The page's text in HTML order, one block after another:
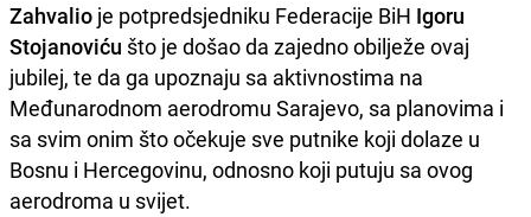
Zahvalio je potpredsjedniku Federacije BiH Igoru
Stojanoviću što je došao da zajedno obilježe ovaj
jubilej, te da ga upoznaju sa aktivnostima na
Međunarodnom aerodromu Sarajevo, sa planovima i
sa svim onim što očekuje sve putnike koji dolaze u
Bosnu i Hercegovinu, odnosno koji putuju sa ovog
aerodroma u svijet.